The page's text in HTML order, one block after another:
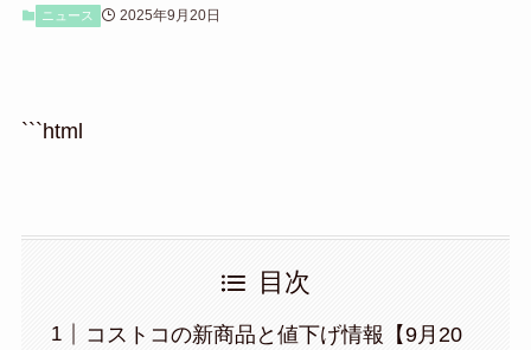
ニュース 2025年9月20日
```html
目次
コストコの新商品と値下げ情報【9月20